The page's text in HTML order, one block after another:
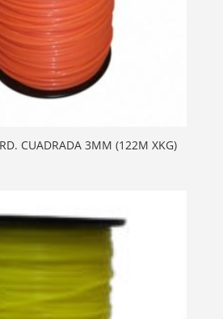
CUADRADA 3MM (122M XKG)